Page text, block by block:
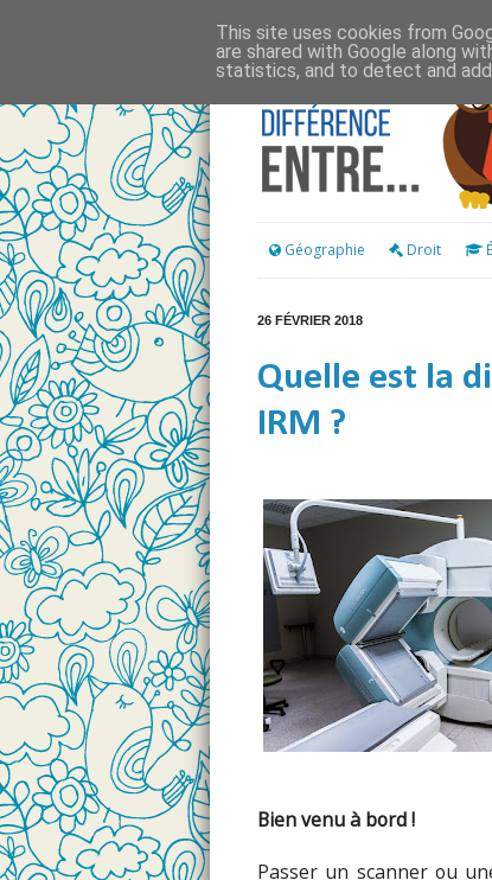
Géographie Droit
26 FÉVRIER 2018
Quelle est la
IRM ?
Bien venu à bord !
Passer un scanner ou
This site uses cookies from
are shared with Google along
statistics, and to detect and